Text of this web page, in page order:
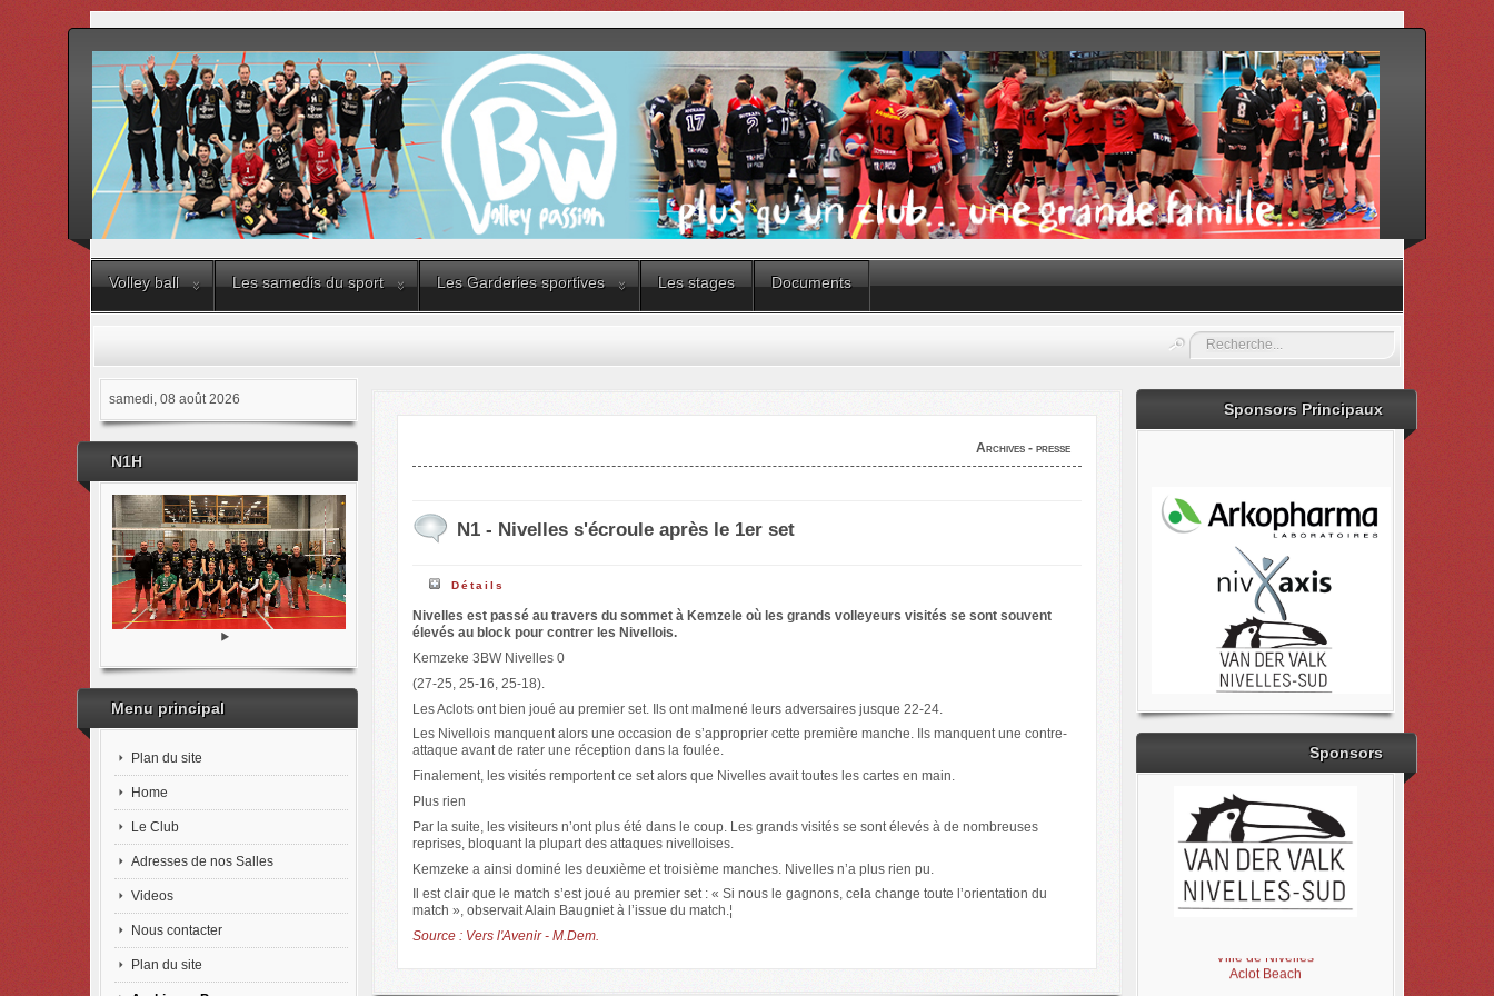
Volley ball Les samedis du sport Les Garderies sportives Les stages Documents
Rechercher
samedi, 08 août 2026
N1H
Menu principal
Plan du site
Home
Le Club
Adresses de nos Salles
Videos
Nous contacter
Plan du site
Archives - presse
N1 - Nivelles s'écroule après le 1er set
Détails
Nivelles est passé au travers du sommet à Kemzele où les grands volleyeurs visités se sont souvent
élevés au block pour contrer les Nivellois.
Kemzeke 3BW Nivelles 0
(27-25, 25-16, 25-18).
Les Aclots ont bien joué au premier set. Ils ont malmené leurs adversaires jusque 22-24.
Les Nivellois manquent alors une occasion de s’approprier cette première manche. Ils manquent une contre-
attaque avant de rater une réception dans la foulée.
Finalement, les visités remportent ce set alors que Nivelles avait toutes les cartes en main.
Plus rien
Par la suite, les visiteurs n’ont plus été dans le coup. Les grands visités se sont élevés à de nombreuses
reprises, bloquant la plupart des attaques nivelloises.
Kemzeke a ainsi dominé les deuxième et troisième manches. Nivelles n’a plus rien pu.
Il est clair que le match s’est joué au premier set : « Si nous le gagnons, cela change toute l’orientation du
match », observait Alain Baugniet à l’issue du match.¦
Source : Vers l'Avenir - M.Dem.
Sponsors Principaux
Sponsors
Aclot Beach